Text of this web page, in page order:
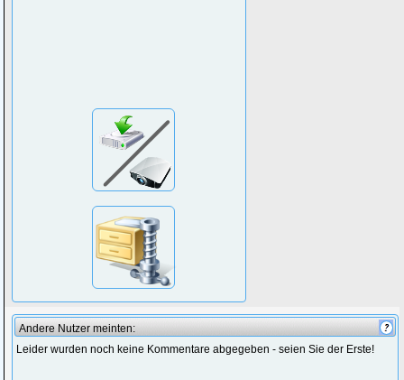
Andere Nutzer meinten:
Leider wurden noch keine Kommentare abgegeben - seien Sie der Erste!